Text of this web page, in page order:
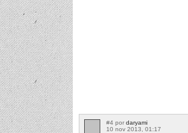
#4 por daryami
10 nov 2013, 01:17